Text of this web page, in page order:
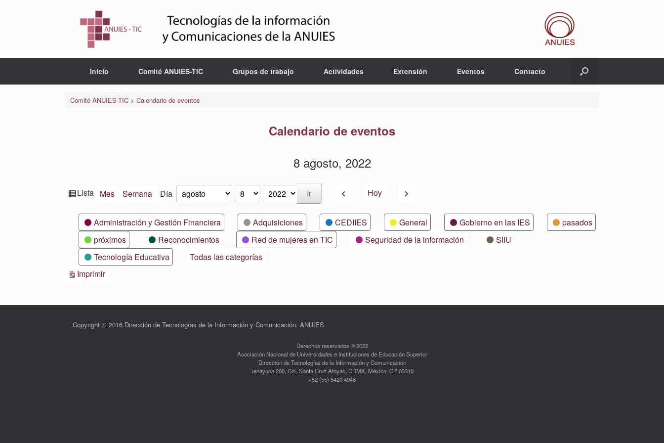
Inicio Comité ANUIES-TIC Grupos de trabajo Actividades Extensión Eventos Contacto
Comité ANUIES-TIC> Calendario de eventos
Calendario de eventos
8 agosto, 2022
Ver
Lista Mes Semana Día Mes
Día
Año AnteriorHoy Siguiente
CategoríasAdministración y Gestión Financiera Adquisiciones CEDIIES General Gobierno en las IES
pasados
próximos
Reconocimientos Red de mujeres en TIC Seguridad de la información
SIIU
Tecnología Educativa
Todas las categorías
ImprimirVistas
Copyright © 2016 Dirección de Tecnologías de la Información y Comunicación. ANUIES
Derechos reservados © 2022
Asociación Nacional de Universidades e Instituciones de Educación Superior
Dirección de Tecnologías de la Información y Comunicación
Tenayuca 200, Col. Santa Cruz Atoyac, CDMX, México, CP 03310
+52 (55) 5420 4948